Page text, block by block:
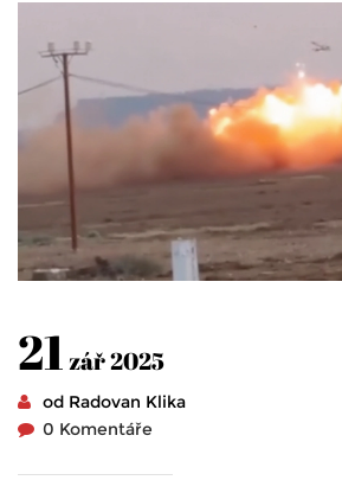
21zář 2025
od Radovan Klika
0 Komentáře